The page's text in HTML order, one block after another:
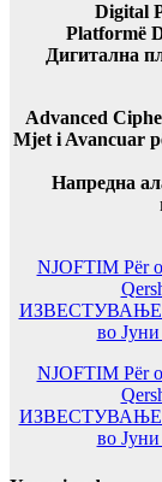
Digital
Platformë
Дигитална
Advanced
Mjet i Avancuar
Напредна
NJOFTIM Për
ИЗВЕСТУВАЊЕ
во
NJOFTIM Për
ИЗВЕСТУВАЊЕ
во